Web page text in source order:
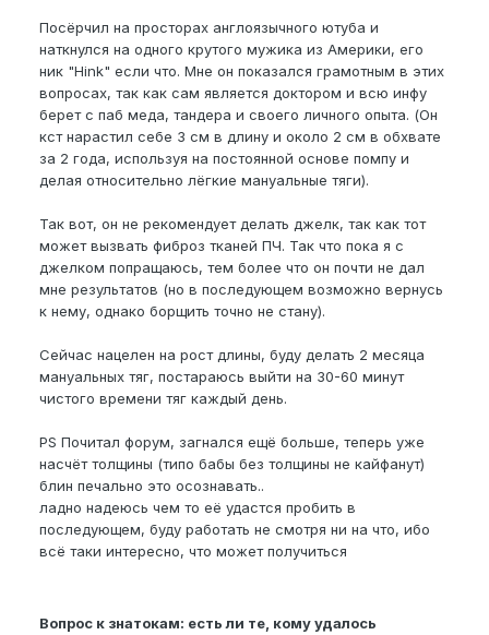
Посёрчил на просторах англоязычного ютуба и
наткнулся на одного крутого мужика из Америки, его
ник "Hink" если что. Мне он показался грамотным в этих
вопросах, так как сам является доктором и всю инфу
берет с паб меда, тандера и своего личного опыта. (Он
кст нарастил себе 3 см в длину и около 2 см в обхвате
за 2 года, используя на постоянной основе помпу и
делая относительно лёгкие мануальные тяги).
Так вот, он не рекомендует делать джелк, так как тот
может вызвать фиброз тканей ПЧ. Так что пока я с
джелком попращаюсь, тем более что он почти не дал
мне результатов (но в последующем возможно вернусь
к нему, однако борщить точно не стану).
Сейчас нацелен на рост длины, буду делать 2 месяца
мануальных тяг, постараюсь выйти на 30-60 минут
чистого времени тяг каждый день.
PS Почитал форум, загнался ещё больше, теперь уже
насчёт толщины (типо бабы без толщины не кайфанут)
блин печально это осознавать..
ладно надеюсь чем то её удастся пробить в
последующем, буду работать не смотря ни на что, ибо
всё таки интересно, что может получиться
Вопрос к знатокам: есть ли те, кому удалось